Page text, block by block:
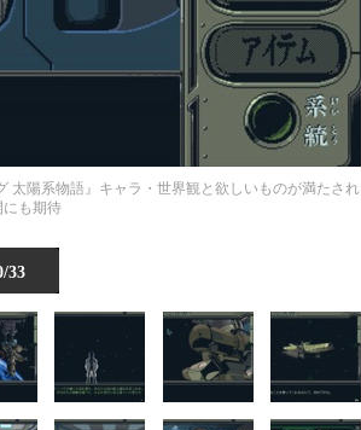
太陽系物語』キャラ・世界観と欲しいものが満たされ
にも期待
33